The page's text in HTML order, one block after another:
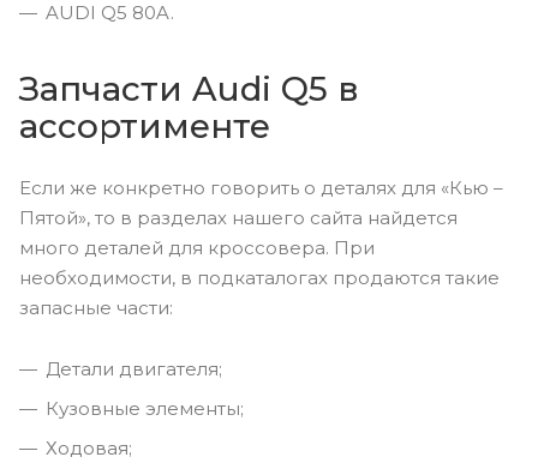
AUDI Q5 80A.
Запчасти Audi Q5 в
ассортименте
Если же конкретно говорить о деталях для «Кью –
Пятой», то в разделах нашего сайта найдется
много деталей для кроссовера. При
необходимости, в подкаталогах продаются такие
запасные части:
Детали двигателя;
Кузовные элементы;
Ходовая;